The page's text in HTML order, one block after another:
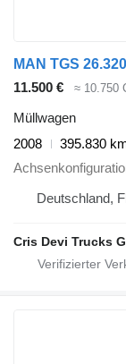
MAN TGS
11.500 €
≈ 10.750
Müllwagen
2008
395.830
Deutschland,
Cris Devi Trucks